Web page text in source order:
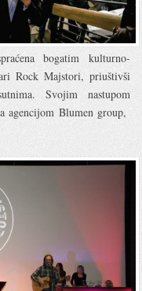
bogatim kulturno-
Rock Majstori, priuštivši
Svojim nastupom
agencijom Blumen group,